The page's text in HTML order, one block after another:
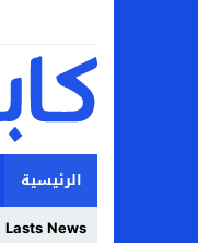
الرئيسية
Lasts News